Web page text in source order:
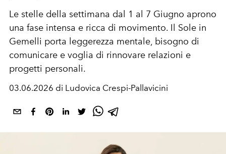
Le stelle della settimana dal 1 al 7 Giugno aprono
una fase intensa e ricca di movimento. Il Sole in
Gemelli porta leggerezza mentale, bisogno di
comunicare e voglia di rinnovare relazioni e
progetti personali.
03.06.2026 di Ludovica Crespi-Pallavicini